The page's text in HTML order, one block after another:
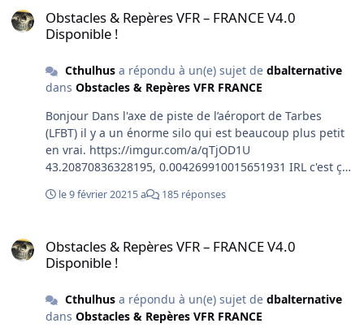
Obstacles & Repères VFR – FRANCE V4.0
Disponible !
Cthulhusa répondu à un(e) sujet de dbalternative
dans Obstacles & Repères VFR FRANCE
Bonjour Dans l'axe de piste de l’aéroport de Tarbes
(LFBT) il y a un énorme silo qui est beaucoup plus petit
en vrai. https://imgur.com/a/qTjOD1U
43.20870836328195, 0.004269910015651931 IRL c'est ça
https://www.google.fr/maps/@43.2100188,-0.0020597,3a
anoid%3DeriVNQFIBbVjIbnYdKGaNg%26output%3Dthu
mbnail%26cb_client%3Dmaps_sv.tactile.gps%26thumb%
26pitch%3D0%26thumbfov%3D100!7i13312!8i6656
Possible de le retirer et ou le corriger pour que ce soit
le 9 février 20215 a 185 réponses
Obstacles & Repères VFR – FRANCE V4.0
Disponible !
Cthulhusa répondu à un(e) sujet de dbalternative
dans Obstacles & Repères VFR FRANCE